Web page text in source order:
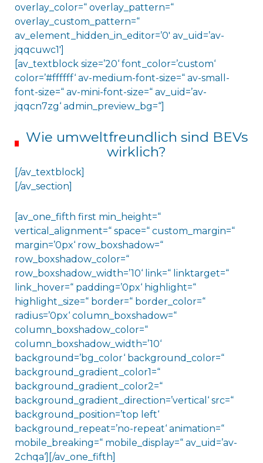
overlay_color=“ overlay_pattern=“
overlay_custom_pattern=“
av_element_hidden_in_editor=’0′ av_uid=’av-
jqqcuwc1′]
[av_textblock size=’20‘ font_color=’custom‘
color=’#ffffff‘ av-medium-font-size=“ av-small-
font-size=“ av-mini-font-size=“ av_uid=’av-
jqqcn7zg‘ admin_preview_bg=“]
Wie umweltfreundlich sind BEVs
wirklich?
[/av_textblock]
[/av_section]
[av_one_fifth first min_height=“
vertical_alignment=“ space=“ custom_margin=“
margin=’0px‘ row_boxshadow=“
row_boxshadow_color=“
row_boxshadow_width=’10‘ link=“ linktarget=“
link_hover=“ padding=’0px‘ highlight=“
highlight_size=“ border=“ border_color=“
radius=’0px‘ column_boxshadow=“
column_boxshadow_color=“
column_boxshadow_width=’10‘
background=’bg_color‘ background_color=“
background_gradient_color1=“
background_gradient_color2=“
background_gradient_direction=’vertical‘ src=“
background_position=’top left‘
background_repeat=’no-repeat‘ animation=“
mobile_breaking=“ mobile_display=“ av_uid=’av-
2chqa‘][/av_one_fifth]